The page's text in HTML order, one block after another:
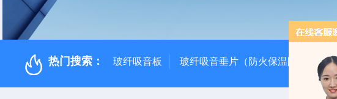
热门搜索： 玻纤吸音板 玻纤吸音垂片（防火保温隔音降噪）